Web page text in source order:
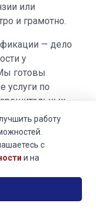
или
и грамотно.
— дело
у
готовы
услуги по
обеспечат
сертификации,
и
лабораторных
вашего
работу
с
и на